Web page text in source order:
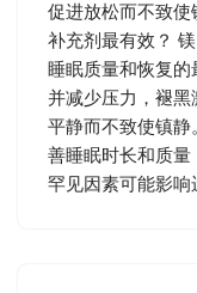
促进放松而不致
补充剂最有效？
睡眠质量和恢复
并减少压力，褪
平静而不致使镇
善睡眠时长和质
罕见因素可能影